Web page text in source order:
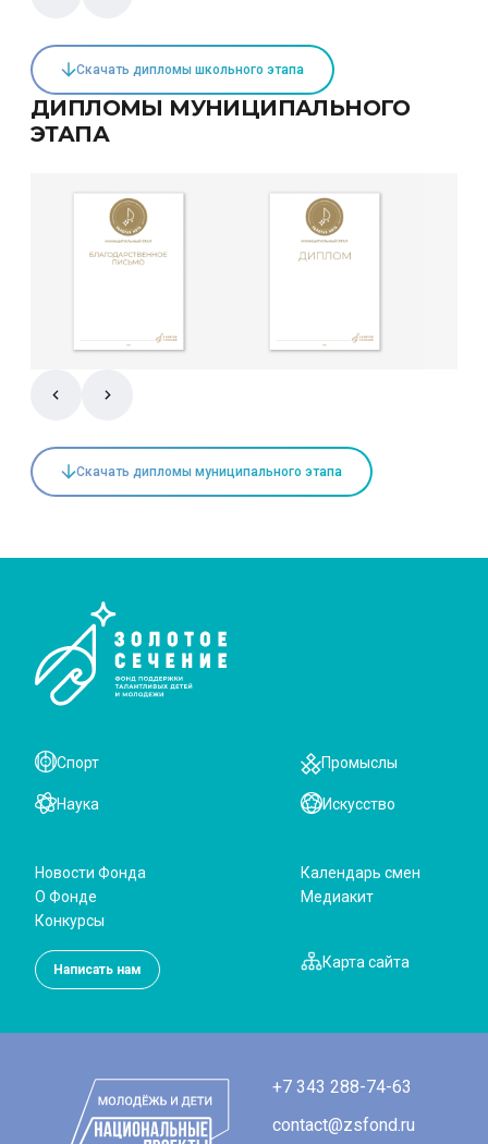
Скачать дипломы школьного этапа
ДИПЛОМЫ МУНИЦИПАЛЬНОГО
ЭТАПА
Скачать дипломы муниципального этапа
Наука
Спорт
Искусство
Промыслы
Карта сайта
Написать нам
Новости Фонда
О Фонде
Конкурсы
Календарь смен
Медиакит
+7 343 288-74-63
contact@zsfond.ru